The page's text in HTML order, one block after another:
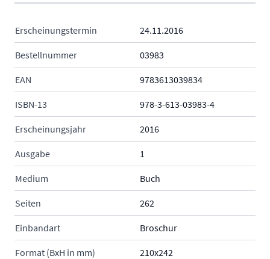
Erscheinungstermin 24.11.2016
Bestellnummer 03983
EAN 9783613039834
ISBN-13 978-3-613-03983-4
Erscheinungsjahr 2016
Ausgabe 1
Medium Buch
Seiten 262
Einbandart Broschur
Format (BxH in mm) 210x242